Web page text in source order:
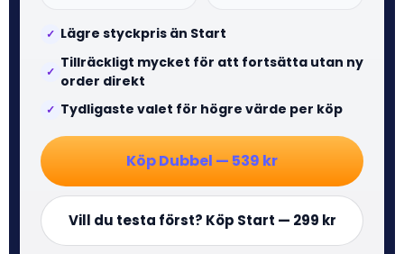
✓ Lägre styckpris än Start
✓
Tillräckligt mycket för att fortsätta utan ny
order direkt
✓ Tydligaste valet för högre värde per köp
Köp Dubbel — 539 kr
Vill du testa först? Köp Start — 299 kr